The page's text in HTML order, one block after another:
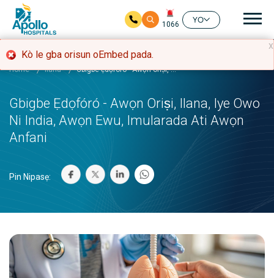
Rekọja si akọkọ akoonu
1066
YO
aṣiṣe ifiranṣẹ
Kò le gba orisun oEmbed pada.
x
Home ilana Gbigbe ẹdọfóró - Awọn oriṣi, ...
Gbigbe Ẹdọfóró - Awọn Oriṣi, Ilana, Iye Owo
Ni India, Awọn Ewu, Imularada Ati Awọn
Anfani
Pin Nipasẹ: